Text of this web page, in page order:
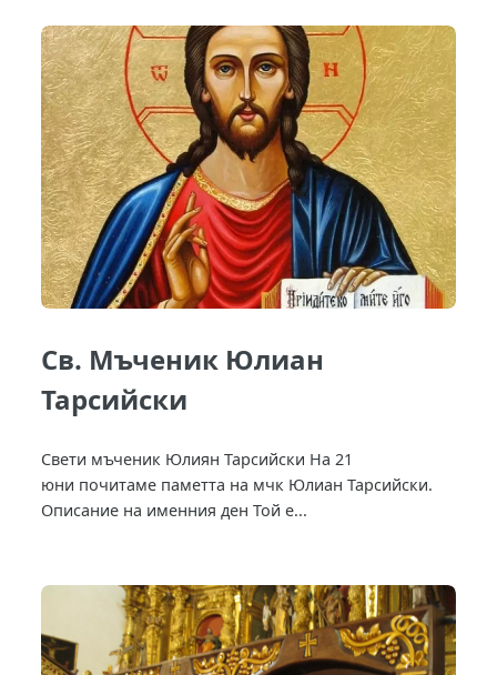
Св. Мъченик Юлиан
Тарсийски
Свети мъченик Юлиян Тарсийски На 21
юни почитаме паметта на мчк Юлиан Тарсийски.
Описание на именния ден Той е...